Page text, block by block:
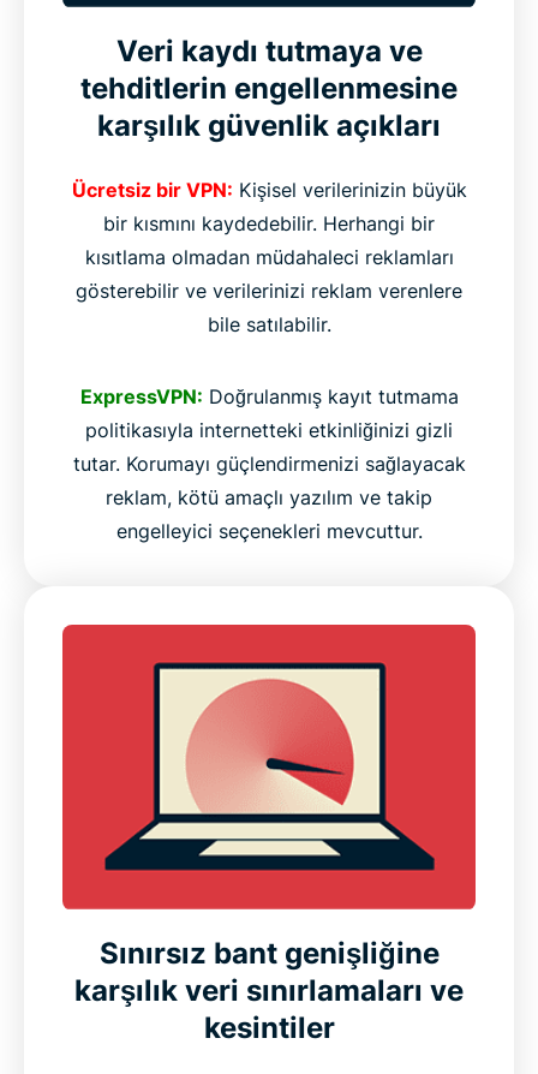
Veri kaydı tutmaya ve
tehditlerin engellenmesine
karşılık güvenlik açıkları
Ücretsiz bir VPN: Kişisel verilerinizin büyük
bir kısmını kaydedebilir. Herhangi bir
kısıtlama olmadan müdahaleci reklamları
gösterebilir ve verilerinizi reklam verenlere
bile satılabilir.
ExpressVPN: Doğrulanmış kayıt tutmama
politikasıyla internetteki etkinliğinizi gizli
tutar. Korumayı güçlendirmenizi sağlayacak
reklam, kötü amaçlı yazılım ve takip
engelleyici seçenekleri mevcuttur.
Sınırsız bant genişliğine
karşılık veri sınırlamaları ve
kesintiler